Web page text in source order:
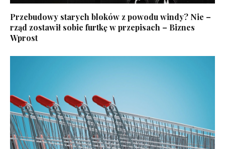
Przebudowy starych bloków z powodu windy? Nie –
rząd zostawił sobie furtkę w przepisach – Biznes
Wprost